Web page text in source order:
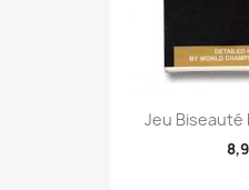
Jeu Biseauté